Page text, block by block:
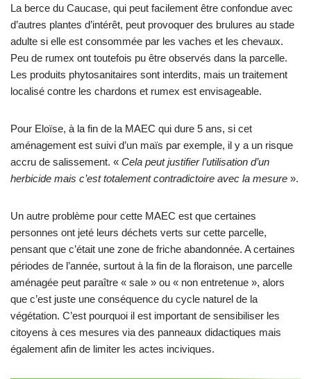
La berce du Caucase, qui peut facilement être confondue avec
d’autres plantes d’intérêt, peut provoquer des brulures au stade
adulte si elle est consommée par les vaches et les chevaux.
Peu de rumex ont toutefois pu être observés dans la parcelle.
Les produits phytosanitaires sont interdits, mais un traitement
localisé contre les chardons et rumex est envisageable.
Pour Eloïse, à la fin de la MAEC qui dure 5 ans, si cet
aménagement est suivi d’un maïs par exemple, il y a un risque
accru de salissement. « Cela peut justifier l’utilisation d’un
herbicide mais c’est totalement contradictoire avec la mesure ».
Un autre problème pour cette MAEC est que certaines
personnes ont jeté leurs déchets verts sur cette parcelle,
pensant que c’était une zone de friche abandonnée. A certaines
périodes de l’année, surtout à la fin de la floraison, une parcelle
aménagée peut paraître « sale » ou « non entretenue », alors
que c’est juste une conséquence du cycle naturel de la
végétation. C’est pourquoi il est important de sensibiliser les
citoyens à ces mesures via des panneaux didactiques mais
également afin de limiter les actes inciviques.